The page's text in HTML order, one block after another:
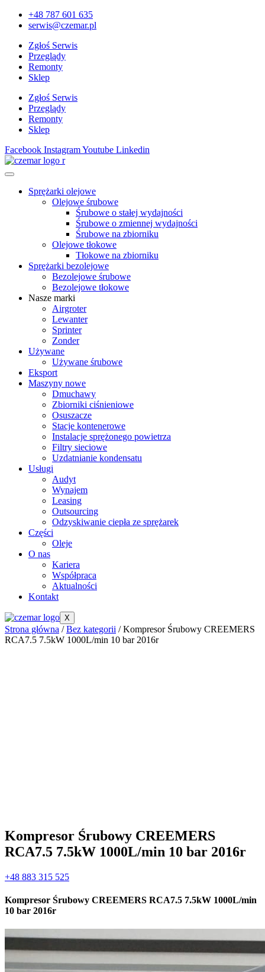
+48 787 601 635
serwis@czemar.pl
Zgłoś Serwis
Przeglądy
Remonty
Sklep
Zgłoś Serwis
Przeglądy
Remonty
Sklep
Facebook InstagramYoutube Linkedin
Sprężarki olejowe
Olejowe śrubowe
Śrubowe o stałej wydajności
Śrubowe o zmiennej wydajności
Śrubowe na zbiorniku
Olejowe tłokowe
Tłokowe na zbiorniku
Sprężarki bezolejowe
Bezolejowe śrubowe
Bezolejowe tłokowe
Nasze marki
Airgroter
Lewanter
Sprinter
Zonder
Używane
Używane śrubowe
Eksport
Maszyny nowe
Dmuchawy
Zbiorniki ciśnieniowe
Osuszacze
Stacje kontenerowe
Instalacje sprężonego powietrza
Filtry sieciowe
Uzdatnianie kondensatu
Usługi
Audyt
Wynajem
Leasing
Outsourcing
Odzyskiwanie ciepła ze sprężarek
Części
Oleje
O nas
Kariera
Współpraca
Aktualności
Kontakt
X
Strona główna /Bez kategorii / Kompresor Śrubowy CREEMERS
RCA7.5 7.5kW 1000L/min 10 bar 2016r
Kompresor Śrubowy CREEMERS
RCA7.5 7.5kW 1000L/min 10 bar 2016r
+48 883 315 525
Kompresor Śrubowy CREEMERS RCA7.5 7.5kW 1000L/min
10 bar 2016r